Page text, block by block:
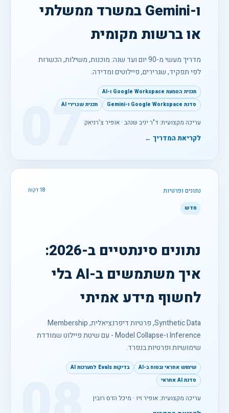
ו-Gemini במשרד ממשלתי
או ברשות מקומית
מדריך מעשי מ-90 יום ועד שנה: מוכנות, משילות, הכשרות
לפי תפקיד, שגרירים, פיילוטים ומדידה.
תכנית הטמעת Google Workspace ו-AI
סדנת Google Workspace ו-Gemini
תכנית שגרירי AI
עריכה מקצועית: ד"ר יניב שנהב · אופיר צ'רניאק
לקריאת המדריך ← 07
נתונים ופרטיות 18 דקות
חדש
נתונים סינתטיים ב-2026:
איך משתמשים ב-AI בלי
לחשוף מידע אמיתי
Synthetic Data, פרטיות דיפרנציאלית, Membership
Inference ו-Model Collapse - עם שיטת פיילוט שמודדת
שימושיות ופרטיות בנפרד.
שימוש אחראי ובטוח ב-AI
בדיקות Evals למערכות AI
סדנת AI אחראי
עריכה מקצועית: אופיר זיו · מיכל הדס רובין